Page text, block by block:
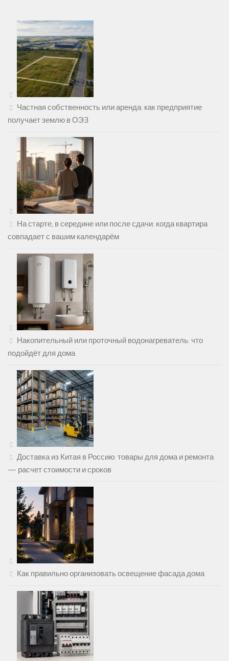
Частная собственность или аренда: как предприятие
получает землю в ОЭЗ
На старте, в середине или после сдачи: когда квартира
совпадает с вашим календарём
Накопительный или проточный водонагреватель: что
подойдёт для дома
Доставка из Китая в Россию: товары для дома и ремонта
— расчет стоимости и сроков
Как правильно организовать освещение фасада дома